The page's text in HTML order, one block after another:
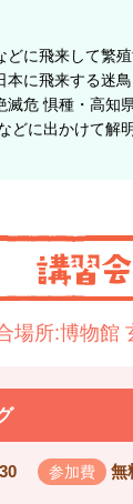
に飛来して繁
に飛来する迷
危 惧種・高知
に出かけて解
場所:博物館
参加費 無